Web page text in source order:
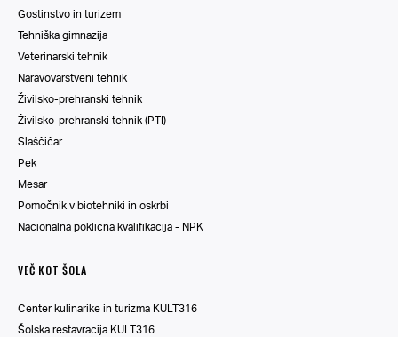
Gostinstvo in turizem
Tehniška gimnazija
Veterinarski tehnik
Naravovarstveni tehnik
Živilsko-prehranski tehnik
Živilsko-prehranski tehnik (PTI)
Slaščičar
Pek
Mesar
Pomočnik v biotehniki in oskrbi
Nacionalna poklicna kvalifikacija - NPK
VEČ KOT ŠOLA
Center kulinarike in turizma KULT316
Šolska restavracija KULT316